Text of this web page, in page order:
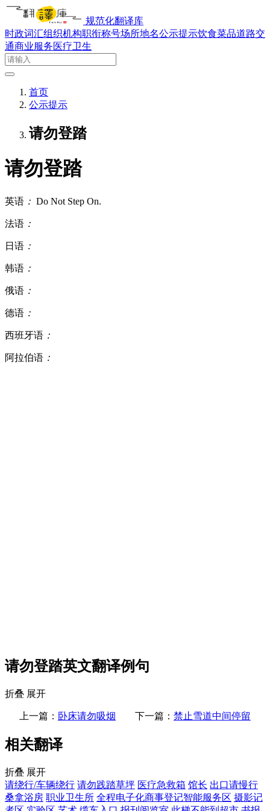
规范化翻译库
时政词汇组织机构职衔称号场所地名公示提示饮食菜品道路交
通商业服务医疗卫生
首页
公示提示
请勿登踏
请勿登踏
英语 ： Do Not Step On.
法语 ：
日语 ：
韩语 ：
俄语 ：
德语 ：
西班牙语 ：
阿拉伯语 ：
请勿登踏英文翻译例句
折叠 展开
上一篇： 卧床请勿吸烟 下一篇： 禁止雪道中间停留
相关翻译
折叠 展开
请绕行/车辆绕行 请勿践踏草坪 医疗急救箱 馆长 出口请慢行
桑拿浴房 职业卫生所 全程电子化商事登记智能服务区 摄影记